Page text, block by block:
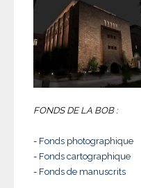
FONDS DE LA BOB :
- Fonds photographique
- Fonds cartographique
- Fonds de manuscrits